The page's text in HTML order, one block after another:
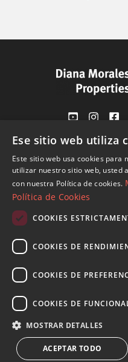
Av.
1st
Ver
Tel:+34
© Copyright 1989 - 2026
Frank ·Términos y
Web & SEO
Ese sitio web utiliza
Este sitio web usa cookies para
utilizar nuestro sitio web, usted
con nuestra Política de cookies.
Política de Cookies
COOKIES
COOKIES DE
COOKIES DE
COOKIES DE
MOSTRAR DETALLES
ACEPTAR TODO